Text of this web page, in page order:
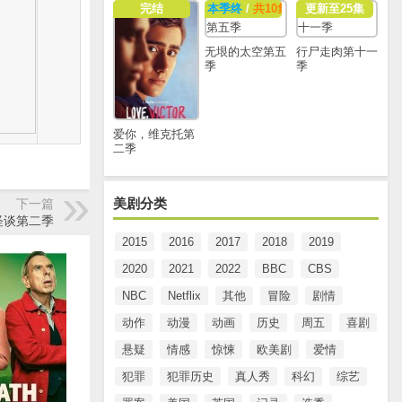
完结
爱你，维克托第
二季
本季终/ 共10集
无垠的太空第五
季
更新至25集
行尸走肉第十一
季
美剧分类
2015 2016 2017 2018
2019
2020
2021 2022 BBC
CBS
NBC
Netflix 其他 冒险
剧情
动作
动漫 动画 历史 周五
喜剧
悬疑
情感 惊悚 欧美剧
爱情
犯罪
犯罪历史 真人秀 科幻
综艺
下一篇
谈第二季